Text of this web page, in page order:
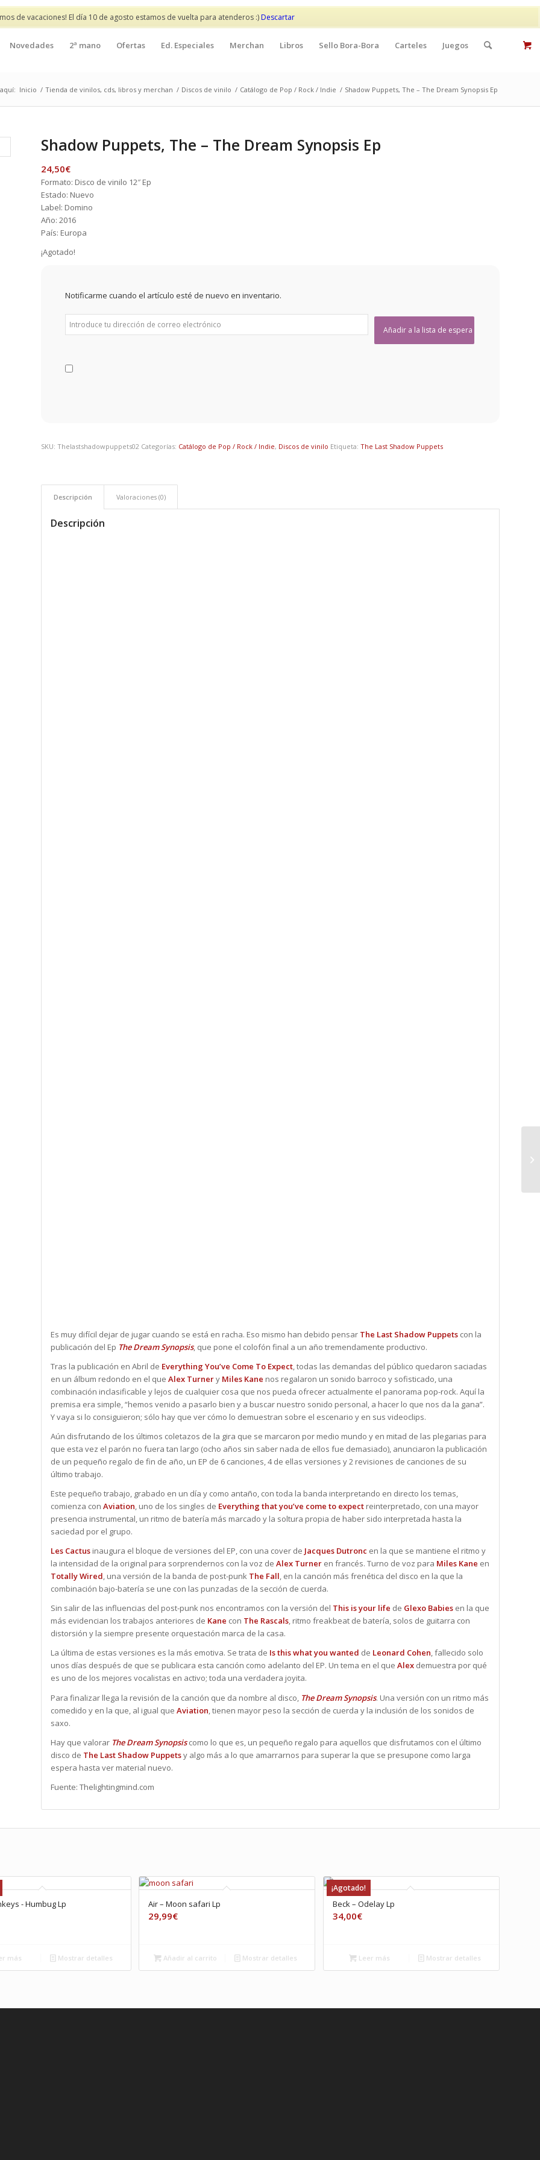
de vacaciones! El día 10 de agosto estamos de vuelta para atenderos :)Descartar
Mi cuenta Contacto
Novedades 2ª mano Ofertas Ed. Especiales Merchan Libros Sello Bora-Bora Carteles Juegos
Inicio / Tienda de vinilos, cds, libros y merchan / Discos de vinilo / Catálogo de Pop / Rock / Indie / Shadow Puppets, The – The Dream Synopsis Ep
Shadow Puppets, The – The Dream Synopsis Ep
24,50€
Formato: Disco de vinilo 12″ Ep
Estado: Nuevo
Label: Domino
Año: 2016
País: Europa
¡Agotado!
Notificarme cuando el artículo esté de nuevo en inventario.
SKU:Thelastshadowpuppets02 Categorías: Catálogo de Pop / Rock / Indie, Discos de vinilo Etiqueta:The Last Shadow Puppets
Descripción Valoraciones (0)
Descripción
Es muy difícil dejar de jugar cuando se está en racha. Eso mismo han debido pensar The Last Shadow Puppets con la
publicación del Ep The Dream Synopsis, que pone el colofón final a un año tremendamente productivo.
Tras la publicación en Abril de Everything You’ve Come To Expect, todas las demandas del público quedaron saciadas
en un álbum redondo en el queAlex Turnery Miles Kane nos regalaron un sonido barroco y sofisticado, una
combinación inclasificable y lejos de cualquier cosa que nos pueda ofrecer actualmente el panorama pop-rock. Aquí la
premisa era simple, “hemos venido a pasarlo bien y a buscar nuestro sonido personal, a hacer lo que nos da la gana”.
Y vaya si lo consiguieron; sólo hay que ver cómo lo demuestran sobre el escenario y en sus videoclips.
Aún disfrutando de los últimos coletazos de la gira que se marcaron por medio mundo y en mitad de las plegarias para
que esta vez el parón no fuera tan largo (ocho años sin saber nada de ellos fue demasiado), anunciaron la publicación
de un pequeño regalo de fin de año, un EP de 6 canciones, 4 de ellas versiones y 2 revisiones de canciones de su
último trabajo.
Este pequeño trabajo, grabado en un día y como antaño, con toda la banda interpretando en directo los temas,
comienza conAviation, uno de los singles de Everything that you’ve come to expect reinterpretado, con una mayor
presencia instrumental, un ritmo de batería más marcado y la soltura propia de haber sido interpretada hasta la
saciedad por el grupo.
Les Cactus inaugura el bloque de versiones del EP, con una cover de Jacques Dutronc en la que se mantiene el ritmo y
la intensidad de la original para sorprendernos con la voz deAlex Turner en francés. Turno de voz para Miles Kane en
Totally Wired, una versión de la banda de post-punk The Fall, en la canción más frenética del disco en la que la
combinación bajo-batería se une con las punzadas de la sección de cuerda.
Sin salir de las influencias del post-punk nos encontramos con la versión del This is your life de Glexo Babies en la que
más evidencian los trabajos anteriores de Kane con The Rascals, ritmo freakbeat de batería, solos de guitarra con
distorsión y la siempre presente orquestación marca de la casa.
La última de estas versiones es la más emotiva. Se trata de Is this what you wanted de Leonard Cohen, fallecido solo
unos días después de que se publicara esta canción como adelanto del EP. Un tema en el queAlex demuestra por qué
es uno de los mejores vocalistas en activo; toda una verdadera joyita.
Para finalizar llega la revisión de la canción que da nombre al disco, The Dream Synopsis. Una versión con un ritmo más
comedido y en la que, al igual queAviation , tienen mayor peso la sección de cuerda y la inclusión de los sonidos de
saxo.
Hay que valorar The Dream Synopsiscomo lo que es, un pequeño regalo para aquellos que disfrutamos con el último
disco de The Last Shadow Puppetsy algo más a lo que amarrarnos para superar la que se presupone como larga
espera hasta ver material nuevo.
Fuente: Thelightingmind.com
‎- Humbug Lp
más Mostrar detalles
Air – Moon safari Lp
29,99€
Añadir al carrito Mostrar detalles
¡Agotado!
Beck – Odelay Lp
34,00€
Leer más Mostrar detalles